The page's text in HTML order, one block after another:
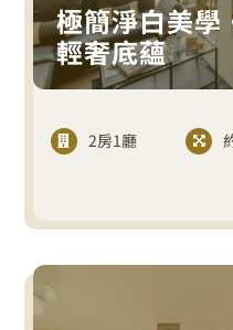
極簡淨白美學
輕奢底蘊
2房1廳